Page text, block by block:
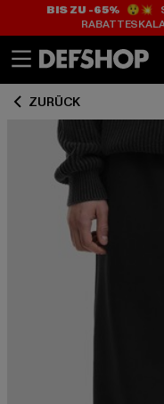
BIS ZU -65%😲💥
ZURÜCK